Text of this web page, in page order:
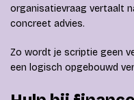
organisatievraag vertaalt
concreet advies.
Zo wordt je scriptie geen
een logisch opgebouwd